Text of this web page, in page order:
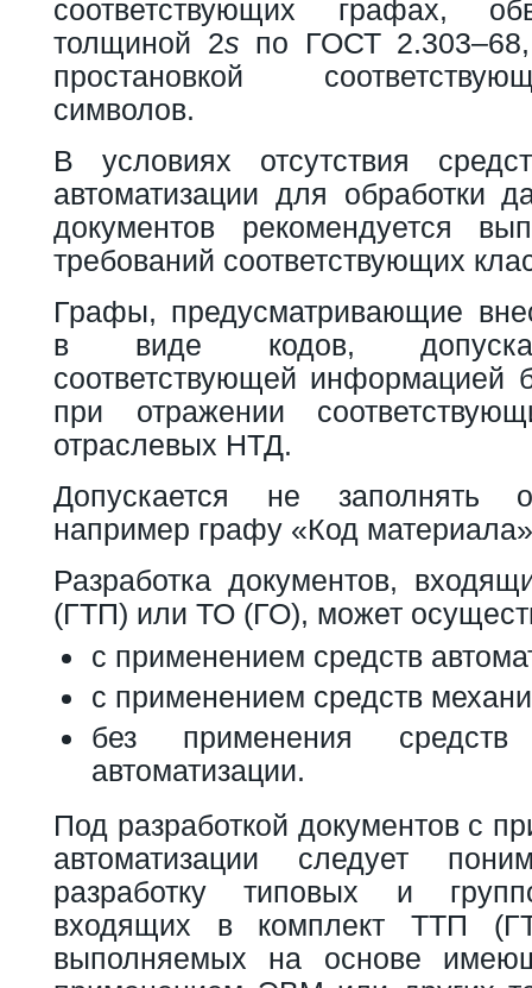
соответствующих графах,
толщиной 2s по ГОСТ
простановкой
символов.
В условиях отсутствия
автоматизации для обработки
документов рекомендуется
требований соответствующих
Графы, предусматривающие
в виде кодов,
соответствующей информацией
при отражении
отраслевых НТД.
Допускается не заполнять
например графу «Код
Разработка документов,
(ГТП) или ТО (ГО), может
с применением средств
с применением средств
без применения
автоматизации.
Под разработкой документов с
автоматизации следует
разработку типовых и
входящих в комплект ТТП
выполняемых на основе